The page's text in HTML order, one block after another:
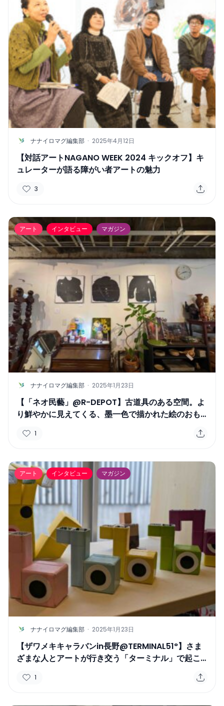
N ナナイロマグ編集部 · 2025年4月12日
【対話アートNAGANO WEEK 2024 キックオフ】キ
ュレーターが語る障がい者アートの魅力
3
アート インタビュー マガジン
N ナナイロマグ編集部 · 2025年1月23日
【「ネオ民藝」@R-DEPOT】古道具のある空間。よ
り鮮やかに見えてくる、墨一色で描かれた絵のおも
1
アート インタビュー マガジン
N ナナイロマグ編集部 · 2025年1月23日
【ザワメキキャラバンin長野@TERMINAL51°】さま
ざまな人とアートが行き交う「ターミナル」で起こ
1